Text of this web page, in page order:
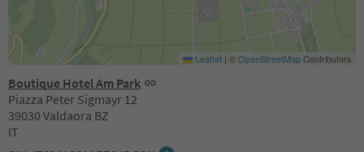
Boutique Hotel Am Park
Piazza Peter Sigmayr 12
39030 Valdaora BZ
IT
Leaflet | ©OpenStreetMapContributors